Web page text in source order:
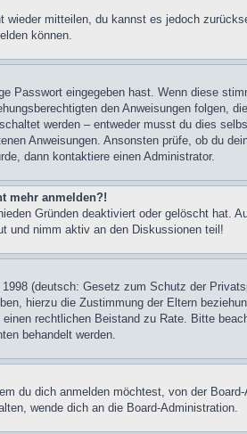
mitteilen, du kannst es jedoch
können.
Passwort eingegeben hast. Wenn diese
den Anweisungen
werden – entweder musst du dies
Anweisungen. Ansonsten prüfe, ob du
dann kontaktiere einen Administrator.
mehr anmelden?!
Gründen deaktiviert oder gelöscht hat.
und nimm aktiv an den Diskussionen teil!
(deutsch: Gesetz zum Schutz der
hierzu die Zustimmung der Eltern
rechtlichen Beistand zu Rate. Bitte
behandelt werden.
du dich anmelden möchtest, von der
wende dich an die Board-Administration.